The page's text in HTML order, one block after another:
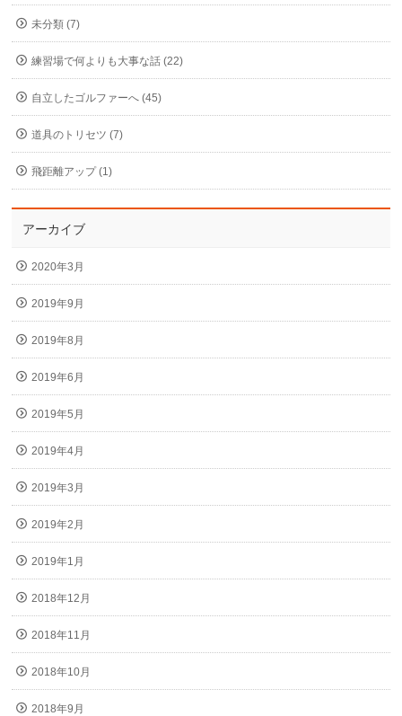
未分類 (7)
練習場で何よりも大事な話 (22)
自立したゴルファーへ (45)
道具のトリセツ (7)
飛距離アップ (1)
アーカイブ
2020年3月
2019年9月
2019年8月
2019年6月
2019年5月
2019年4月
2019年3月
2019年2月
2019年1月
2018年12月
2018年11月
2018年10月
2018年9月